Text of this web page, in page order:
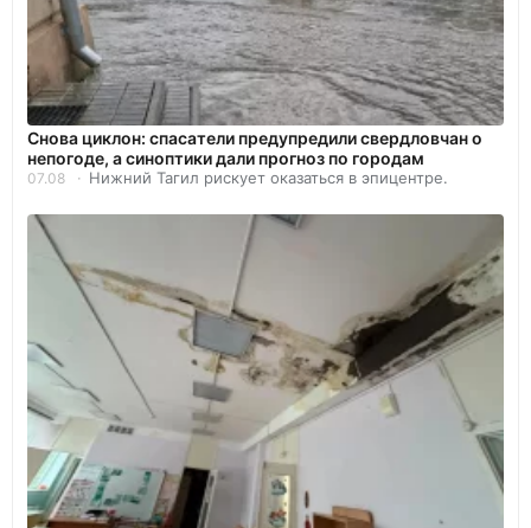
Снова циклон: спасатели предупредили свердловчан о
непогоде, а синоптики дали прогноз по городам
07.08 Нижний Тагил рискует оказаться в эпицентре.